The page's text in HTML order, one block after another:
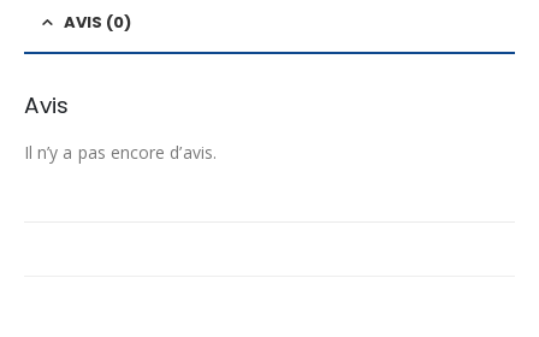
AVIS (0)
Avis
Il n’y a pas encore d’avis.